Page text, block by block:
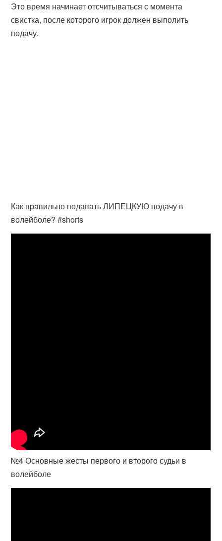
Это время начинает отсчитываться с момента
свистка, после которого игрок должен выполить
подачу.
Как правильно подавать ЛИПЕЦКУЮ подачу в
волейболе? #shorts
№4 Основные жесты первого и второго судьи в
волейболе